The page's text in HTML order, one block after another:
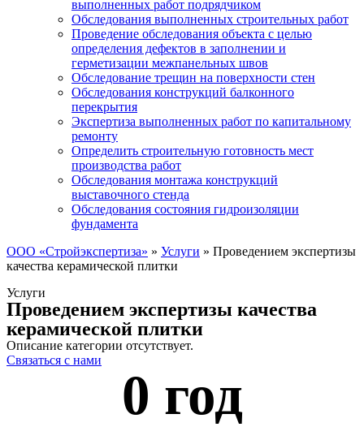
выполненных работ подрядчиком
Обследования выполненных строительных работ
Проведение обследования объекта с целью
определения дефектов в заполнении и
герметизации межпанельных швов
Обследование трещин на поверхности стен
Обследования конструкций балконного
перекрытия
Экспертиза выполненных работ по капитальному
ремонту
Определить строительную готовность мест
производства работ
Обследования монтажа конструкций
выставочного стенда
Обследования состояния гидроизоляции
фундамента
ООО «Стройэкспертиза» » Услуги » Проведением экспертизы
качества керамической плитки
Услуги
Проведением экспертизы качества
керамической плитки
Описание категории отсутствует.
Связаться с нами
0 год